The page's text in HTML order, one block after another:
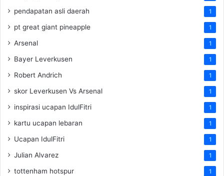
pendapatan asli daerah 1
pt great giant pineapple 1
Arsenal 1
Bayer Leverkusen 1
Robert Andrich 1
skor Leverkusen Vs Arsenal 1
inspirasi ucapan IdulFitri 1
kartu ucapan lebaran 1
Ucapan IdulFitri 1
Julian Alvarez 1
tottenham hotspur 1